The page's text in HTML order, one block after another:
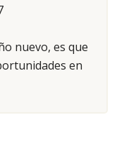
nuevo, es que
en